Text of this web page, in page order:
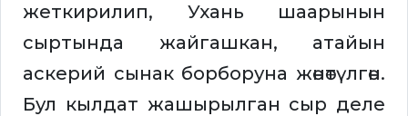
жеткирилип, Ухань шаарынын
сыртында жайгашкан, атайын
аскерий сынак борборуна жөнөтүлгөн.
Бул кылдат жашырылган сыр деле